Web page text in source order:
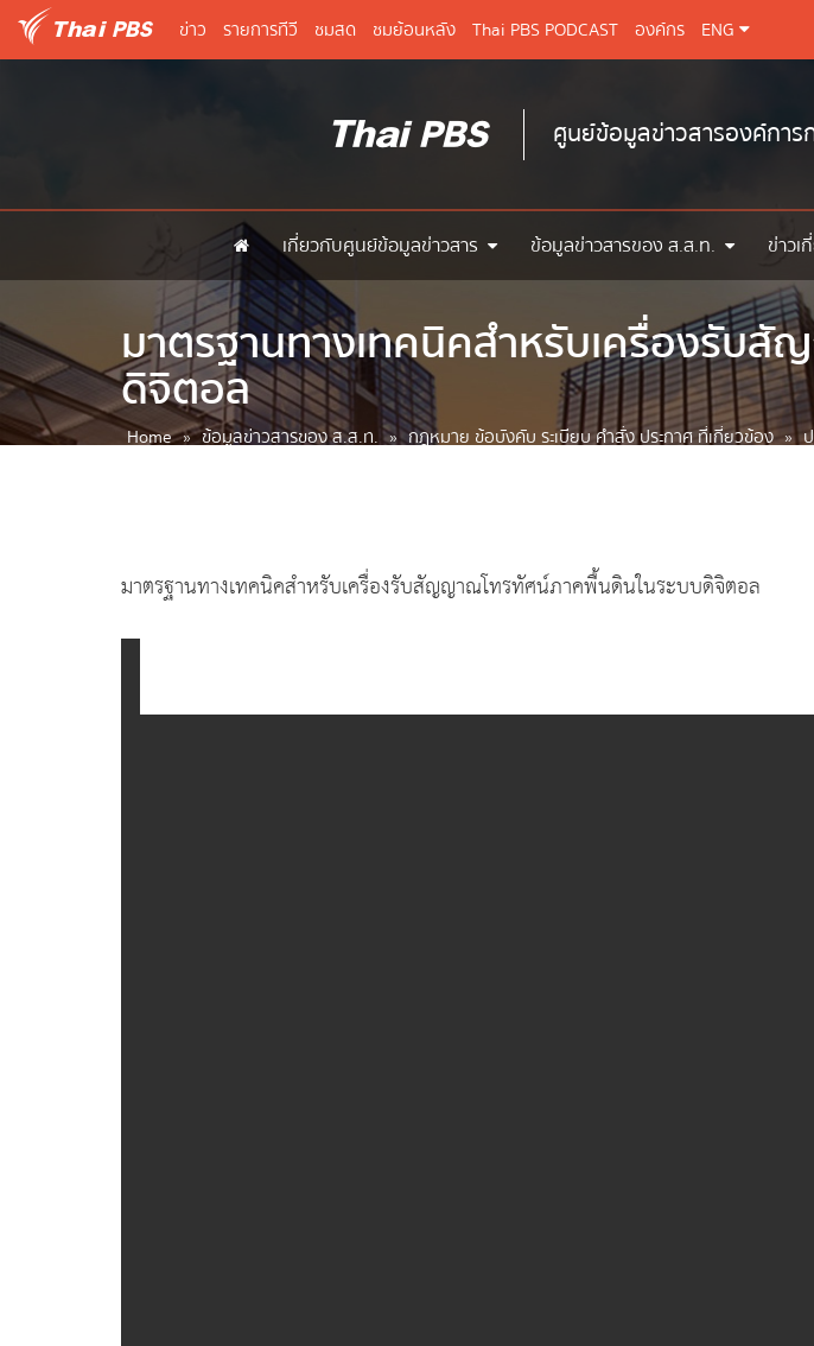
ข่าว รายการทีวี ชมสด ชมย้อนหลัง Thai PBS PODCAST องค์กร ENG
ศูนย์ข้อมูลข่าวสารองค์การ
เกี่ยวกับศูนย์ข้อมูลข่าวสาร ข้อมูลข่าวสารของ ส.ส.ท. ข่าว
มาตรฐานทางเทคนิคสำหรับเครื่องรับ
ดิจิตอล
Home » ข้อมูลข่าวสารของ ส.ส.ท. » กฎหมาย ข้อบังคับ ระเบียบ คำสั่ง ประกาศ ที่เกี่ยวข้อง »
มาตรฐานทางเทคนิคสำหรับเครื่องรับสัญญาณโทรทัศน์ภาคพื้นดินในระบบดิจิตอล